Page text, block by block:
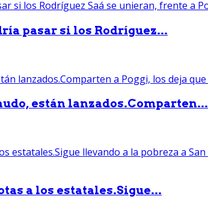
pasar si los Rodríguez...
están lanzados.Comparten...
a los estatales.Sigue...